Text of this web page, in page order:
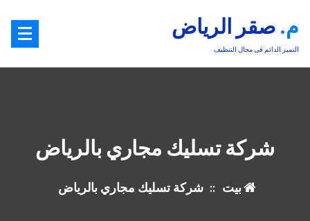
م. صقر الرياض
التميز الدائم فى مجال التنظيف
شركة تسليك مجاري بالرياض
بيت :: شركة تسليك مجاري بالرياض